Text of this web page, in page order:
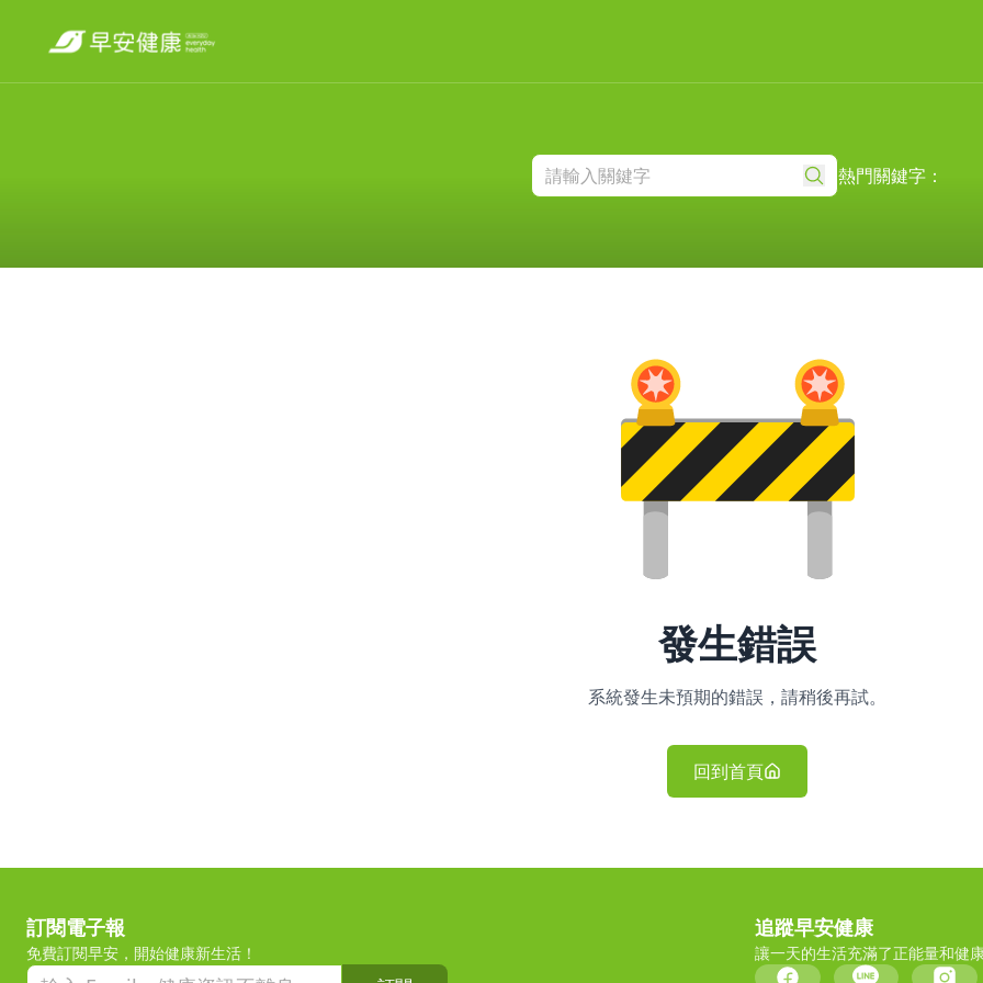
熱門關鍵字：
發生錯誤
系統發生未預期的錯誤，請稍後再試。
回到首頁
訂閱電子報
免費訂閱早安，開始健康新生活！
追蹤早安健康
讓一天的生活充滿了正能量和健